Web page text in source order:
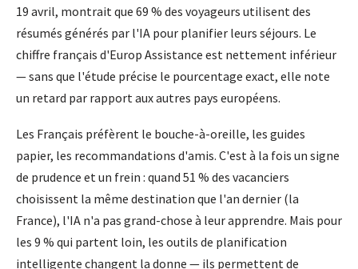
19 avril, montrait que 69 % des voyageurs utilisent des
résumés générés par l'IA pour planifier leurs séjours. Le
chiffre français d'Europ Assistance est nettement inférieur
— sans que l'étude précise le pourcentage exact, elle note
un retard par rapport aux autres pays européens.
Les Français préfèrent le bouche-à-oreille, les guides
papier, les recommandations d'amis. C'est à la fois un signe
de prudence et un frein : quand 51 % des vacanciers
choisissent la même destination que l'an dernier (la
France), l'IA n'a pas grand-chose à leur apprendre. Mais pour
les 9 % qui partent loin, les outils de planification
intelligente changent la donne — ils permettent de